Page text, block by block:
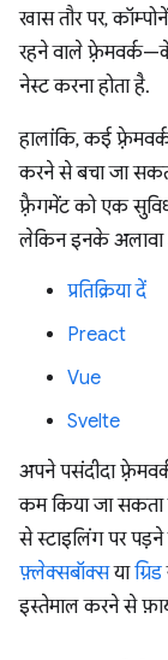
खास तौर पर,
रहने वाले
नेस्ट करना होता है.
हालांकि, कई
करने से बचा जा
फ़्रैगमेंट को एक
लेकिन इनके अलावा
प्रतिक्रिया दें
Preact
Vue
Svelte
अपने पसंदीदा
कम किया जा
से स्टाइलिंग पर
फ़्लेक्सबॉक्सयाग्रिड
इस्तेमाल करने से